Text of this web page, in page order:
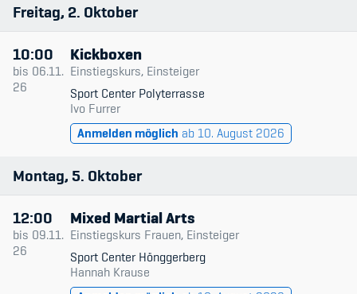
Team
Offene Stellen
Mitgliedervereine
Sponsoren und Partner
Freitag 2 Oktober
10:00
bis 06.11.
26
Kickboxen
Einstiegskurs, Einsteiger
Sport Center Polyterrasse
Ivo Furrer
Anmelden möglich ab 10. August 2026
Montag 5 Oktober
12:00
bis 09.11.
26
Mixed Martial Arts
Einstiegskurs Frauen, Einsteiger
Sport Center Hönggerberg
Hannah Krause